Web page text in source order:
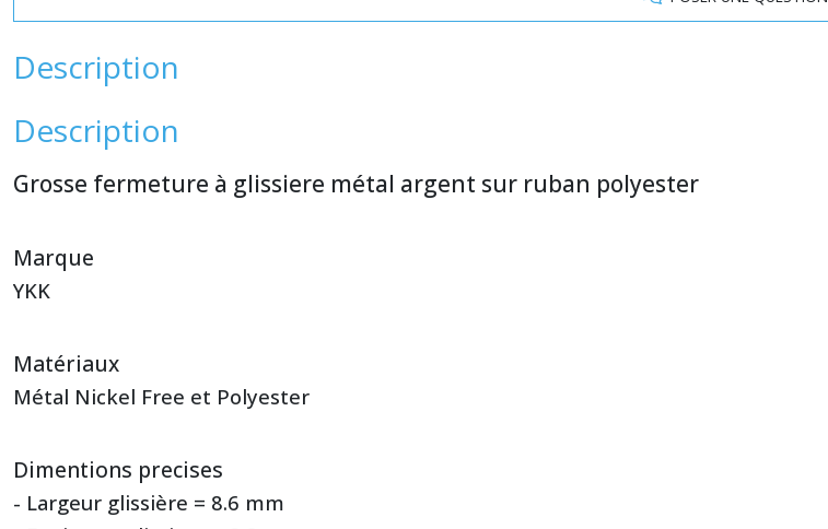
Description
Description
Grosse fermeture à glissiere métal argent sur ruban polyester
Marque
YKK
Matériaux
Métal Nickel Free et Polyester
Dimentions precises
- Largeur glissière = 8.6 mm